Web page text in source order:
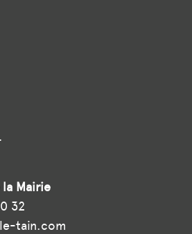
Mairie
32
tain.com